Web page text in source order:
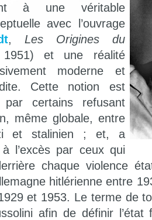
à une véritable
avec l’ouvrage
, Les Origines du
et une réalité
moderne et
Cette notion est
par certains refusant
même globale, entre
et stalinien ; et, a
l’excès par ceux qui
chaque violence
hitlérienne entre
et 1953. Le terme de
afin de définir l’état